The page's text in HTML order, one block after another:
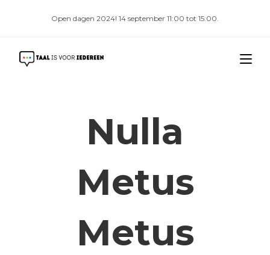
Open dagen 2024! 14 september 11:00 tot 15:00.
Nulla
Metus
Metus